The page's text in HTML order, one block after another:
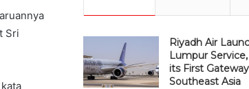
Sri
Riyadh Air
Lumpur
its First
Southeast Asia